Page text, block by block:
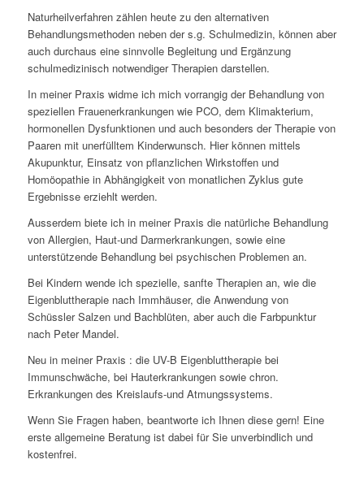
Naturheilverfahren zählen heute zu den alternativen
Behandlungsmethoden neben der s.g. Schulmedizin, können aber
auch durchaus eine sinnvolle Begleitung und Ergänzung
schulmedizinisch notwendiger Therapien darstellen.
In meiner Praxis widme ich mich vorrangig der Behandlung von
speziellen Frauenerkrankungen wie PCO, dem Klimakterium,
hormonellen Dysfunktionen und auch besonders der Therapie von
Paaren mit unerfülltem Kinderwunsch. Hier können mittels
Akupunktur, Einsatz von pflanzlichen Wirkstoffen und
Homöopathie in Abhängigkeit von monatlichen Zyklus gute
Ergebnisse erziehlt werden.
Ausserdem biete ich in meiner Praxis die natürliche Behandlung
von Allergien, Haut-und Darmerkrankungen, sowie eine
unterstützende Behandlung bei psychischen Problemen an.
Bei Kindern wende ich spezielle, sanfte Therapien an, wie die
Eigenbluttherapie nach Immhäuser, die Anwendung von
Schüssler Salzen und Bachblüten, aber auch die Farbpunktur
nach Peter Mandel.
Neu in meiner Praxis : die UV-B Eigenbluttherapie bei
Immunschwäche, bei Hauterkrankungen sowie chron.
Erkrankungen des Kreislaufs-und Atmungssystems.
Wenn Sie Fragen haben, beantworte ich Ihnen diese gern! Eine
erste allgemeine Beratung ist dabei für Sie unverbindlich und
kostenfrei.